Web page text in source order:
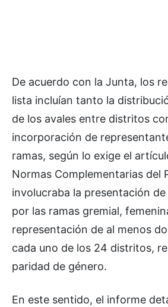
De acuerdo con la Junta, los
lista incluían tanto la
de los avales entre distritos
incorporación de
ramas, según lo exige el
Normas Complementarias del
involucraba la presentación
por las ramas gremial,
representación de al menos
cada uno de los 24 distritos,
paridad de género.
En este sentido, el informe